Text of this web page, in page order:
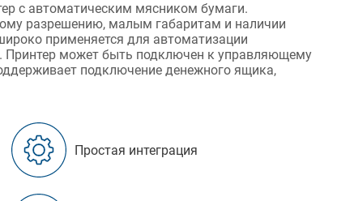
с автоматическим мясником бумаги.
разрешению, малым габаритам и наличии
применяется для автоматизации
Принтер может быть подключен к управляющему
подключение денежного ящика,
Простая интеграция